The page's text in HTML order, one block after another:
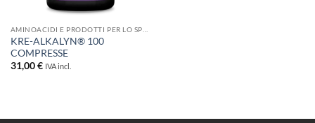
KRE-ALKALYN® 100
COMPRESSE
31,00€ IVA incl.